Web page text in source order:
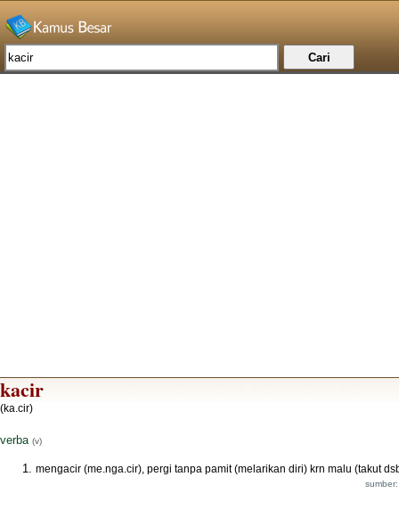
kacir
(ka.cir)
verba (v)
mengacir (me.nga.cir), pergi tanpa pamit (melarikan diri) krn malu (takut